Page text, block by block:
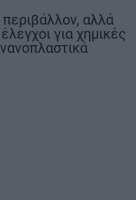
αλλά
για χημικές